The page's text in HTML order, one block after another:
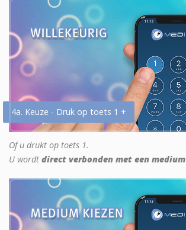
4a. Keuze - Druk op toets 1 +
Of u drukt op toets 1.
U wordt direct verbonden met een medium